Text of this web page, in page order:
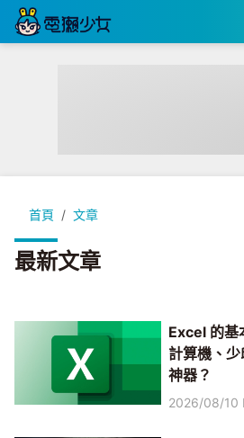
首頁 文章
最新文章
Excel 的基
計算機、
神器？
2026/08/10